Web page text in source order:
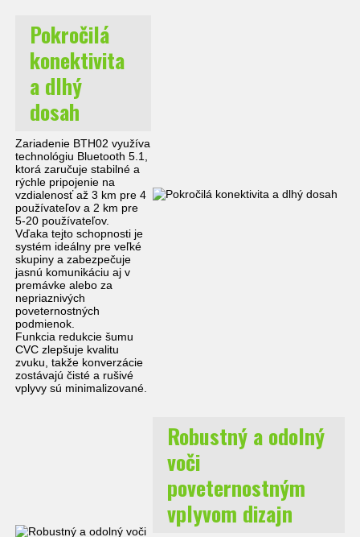
Pokročilá
konektivita
a dlhý
dosah
Zariadenie BTH02 využíva
technológiu Bluetooth 5.1,
ktorá zaručuje stabilné a
rýchle pripojenie na
vzdialenosť až 3 km pre 4
používateľov a 2 km pre
5-20 používateľov.
Vďaka tejto schopnosti je
systém ideálny pre veľké
skupiny a zabezpečuje
jasnú komunikáciu aj v
premávke alebo za
nepriaznivých
poveternostných
podmienok.
Funkcia redukcie šumu
CVC zlepšuje kvalitu
zvuku, takže konverzácie
zostávajú čisté a rušivé
vplyvy sú minimalizované.
Robustný a odolný
voči
poveternostným
vplyvom dizajn